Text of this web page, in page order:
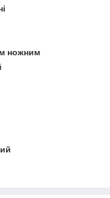
ножним